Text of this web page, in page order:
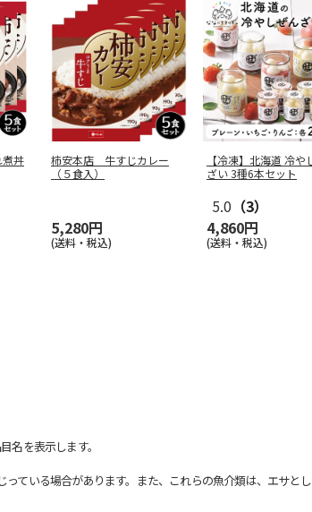
丼
柿安本店 牛すじカレー
（５食入）
5,280円
(送料・税込)
【冷凍】北海道 冷や
ざい 3種6本セット
5.0 （3）
4,860円
(送料・税込)
名を表示します。
いる場合があります。また、これらの魚介類は、エサとし